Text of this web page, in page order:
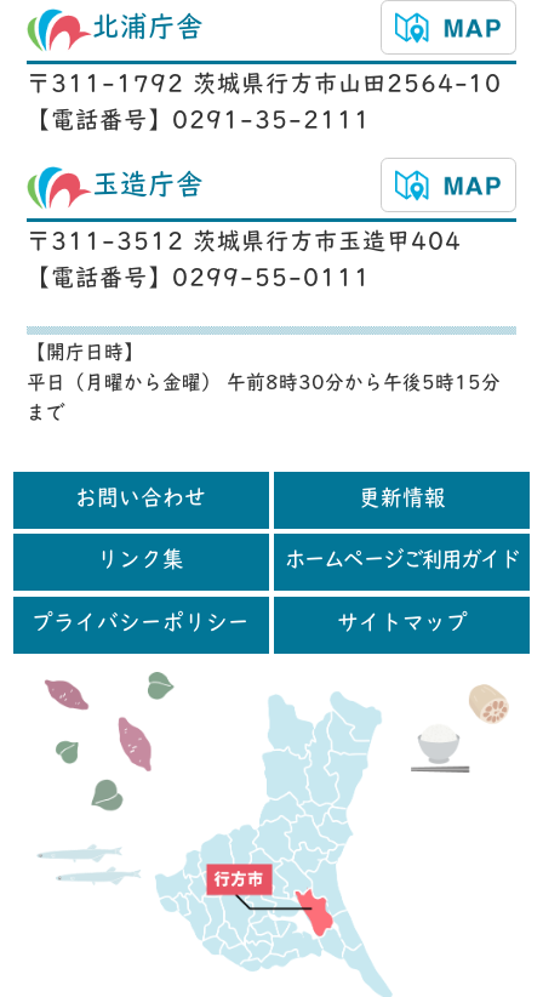
北浦庁舎
〒311-1792 茨城県行方市山田2564-10
【電話番号】0291-35-2111
玉造庁舎
〒311-3512 茨城県行方市玉造甲404
【電話番号】0299-55-0111
【開庁日時】
平日（月曜から金曜） 午前8時30分から午後5時15分
まで
お問い合わせ 更新情報
リンク集 ホームページご利用ガイド
プライバシーポリシー サイトマップ